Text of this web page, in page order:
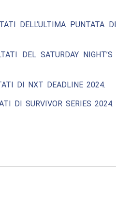
DELL’ULTIMA PUNTATA
DEL SATURDAY
DI NXT DEADLINE 2024.
DI SURVIVOR SERIES 2024.